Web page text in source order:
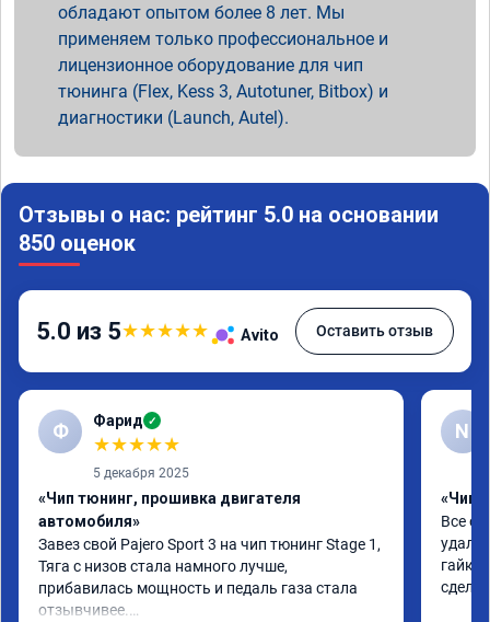
обладают опытом более 8 лет. Мы
применяем только профессиональное и
лицензионное оборудование для чип
тюнинга (Flex, Kess 3, Autotuner, Bitbox) и
диагностики (Launch, Autel).
Отзывы о нас: рейтинг 5.0 на основании
850 оценок
5.0 из 5★★★★★ Avito Оставить отзыв
Ф Фарид ✓
★★★★★
5 декабря 2025
«Чип тюнинг, прошивка двигателя
автомобиля»
Завез свой Pajero Sport 3 на чип тюнинг Stage 1,
Тяга с низов стала намного лучше,
прибавилась мощность и педаль газа стала
отзывчивее.
N
«Чип
Все
гайки